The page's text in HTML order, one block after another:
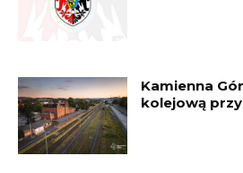
Kamienna
kolejową